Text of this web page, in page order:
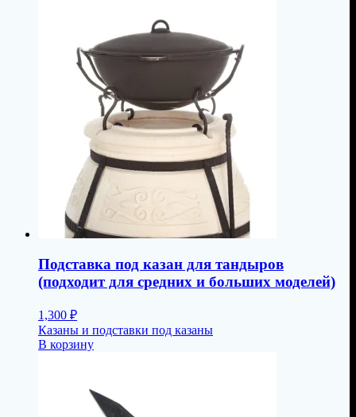
Подставка под казан для тандыров
(подходит для средних и больших моделей)
1,300 ₽
Казаны и подставки под казаны
В корзину